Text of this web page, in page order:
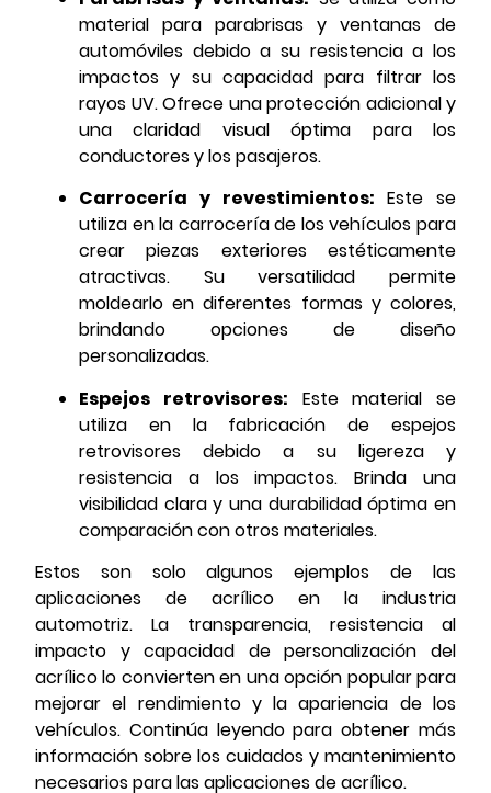
material para parabrisas y ventanas de
automóviles debido a su resistencia a los
impactos y su capacidad para filtrar los
rayos UV. Ofrece una protección adicional y
una claridad visual óptima para los
conductores y los pasajeros.
Carrocería y revestimientos: Este se
utiliza en la carrocería de los vehículos para
crear piezas exteriores estéticamente
atractivas. Su versatilidad permite
moldearlo en diferentes formas y colores,
brindando opciones de diseño
personalizadas.
Espejos retrovisores: Este material se
utiliza en la fabricación de espejos
retrovisores debido a su ligereza y
resistencia a los impactos. Brinda una
visibilidad clara y una durabilidad óptima en
comparación con otros materiales.
Estos son solo algunos ejemplos de las
aplicaciones de acrílico en la industria
automotriz. La transparencia, resistencia al
impacto y capacidad de personalización del
acrílico lo convierten en una opción popular para
mejorar el rendimiento y la apariencia de los
vehículos. Continúa leyendo para obtener más
información sobre los cuidados y mantenimiento
necesarios para las aplicaciones de acrílico.